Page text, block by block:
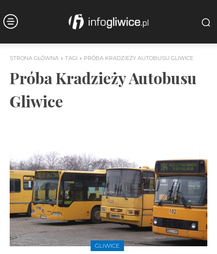
STRONA GŁÓWNA TAGI PRÓBA KRADZIEŻY AUTOBUSU GLIWICE
Próba Kradzieży Autobusu
Gliwice
GLIWICE